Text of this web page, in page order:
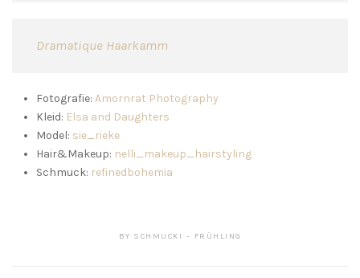
Dramatique Haarkamm
Fotografie: Amornrat Photography
Kleid: Elsa and Daughters
Model: sie_rieke
Hair&Makeup: nelli_makeup_hairstyling
Schmuck: refinedbohemia
BY SCHMUCKI FRÜHLING